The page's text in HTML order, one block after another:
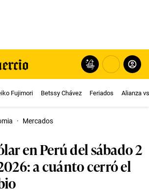
Fujimori Betssy Chávez Feriados Alianza
· Mercados
en Perú del sábado 2
a cuánto cerró el